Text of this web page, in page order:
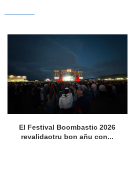
El Festival Boombastic 2026
revalidaotru bon añu con...